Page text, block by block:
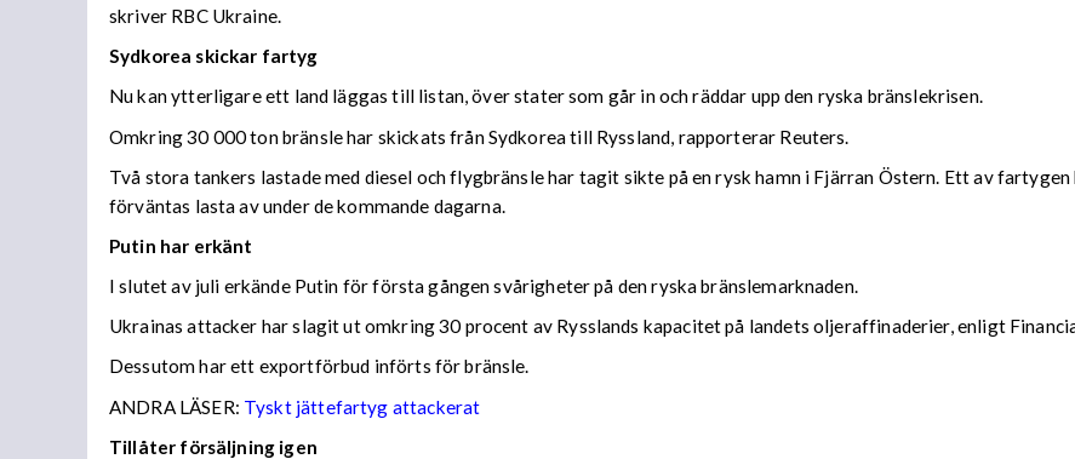
skriver RBC Ukraine.
Sydkorea skickar fartyg
Nu kan ytterligare ett land läggas till listan, över stater som går in och räddar upp den ryska bränslekrisen.
Omkring 30 000 ton bränsle har skickats från Sydkorea till Ryssland, rapporterar Reuters.
Två stora tankers lastade med diesel och flygbränsle har tagit sikte på en rysk hamn i Fjärran Östern. Ett av
förväntas lasta av under de kommande dagarna.
Putin har erkänt
I slutet av juli erkände Putin för första gången svårigheter på den ryska bränslemarknaden.
Ukrainas attacker har slagit ut omkring 30 procent av Rysslands kapacitet på landets oljeraffinaderier, enligt
Dessutom har ett exportförbud införts för bränsle.
ANDRA LÄSER: Tyskt jättefartyg attackerat
Tillåter försäljning igen